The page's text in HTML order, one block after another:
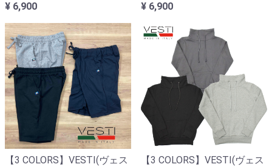
¥ 6,900
¥ 6,900
【3 COLORS】VESTI(ヴェス
【3 COLORS】VESTI(ヴェス